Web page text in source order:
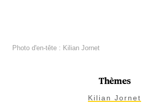
Photo d'en-tête : Kilian Jornet
Thèmes
Kilian Jornet